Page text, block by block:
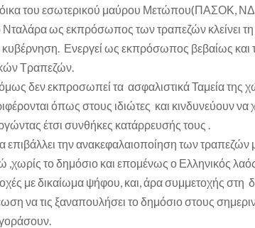
του εσωτερικού μαύρου Μετώπου(ΠΑΣΟΚ,
ως εκπρόσωπος των τραπεζών κλείνει
κυβέρνηση. Ενεργεί ως εκπρόσωπος βεβαίως
Τραπεζών.
δεν εκπροσωπεί τα ασφαλιστικά Ταμεία
όπως στους ιδιώτες και κινδυνεύουν
έτσι συνθήκες κατάρρευσής τους .
επιβάλλει την ανακεφαλαιοποίηση των
,χωρίς το δημόσιο και επομένως ο Ελληνικός
με δικαίωμα ψήφου, και, άρα συμμετοχής στη
να τις ξαναπουλήσει το δημόσιο στους